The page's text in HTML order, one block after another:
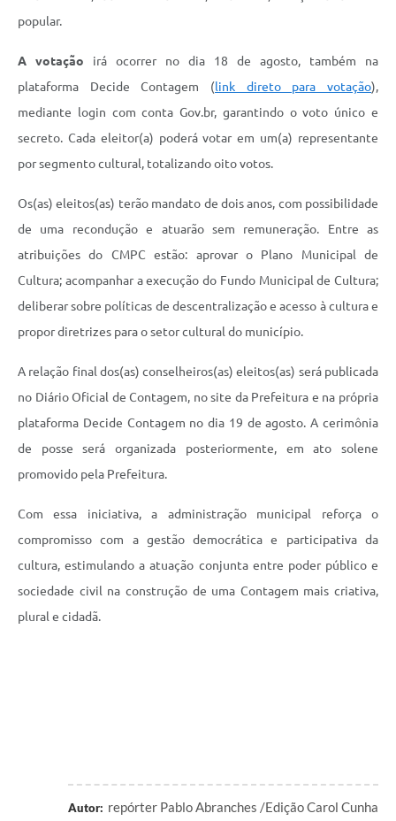
popular.
A votação irá ocorrer no dia 18 de agosto, também na
plataforma Decide Contagem (link direto para votação),
mediante login com conta Gov.br, garantindo o voto único e
secreto. Cada eleitor(a) poderá votar em um(a) representante
por segmento cultural, totalizando oito votos.
Os(as) eleitos(as) terão mandato de dois anos, com possibilidade
de uma recondução e atuarão sem remuneração. Entre as
atribuições do CMPC estão: aprovar o Plano Municipal de
Cultura; acompanhar a execução do Fundo Municipal de Cultura;
deliberar sobre políticas de descentralização e acesso à cultura e
propor diretrizes para o setor cultural do município.
A relação final dos(as) conselheiros(as) eleitos(as) será publicada
no Diário Oficial de Contagem, no site da Prefeitura e na própria
plataforma Decide Contagem no dia 19 de agosto. A cerimônia
de posse será organizada posteriormente, em ato solene
promovido pela Prefeitura.
Com essa iniciativa, a administração municipal reforça o
compromisso com a gestão democrática e participativa da
cultura, estimulando a atuação conjunta entre poder público e
sociedade civil na construção de uma Contagem mais criativa,
plural e cidadã.
Autor: repórter Pablo Abranches /Edição Carol Cunha